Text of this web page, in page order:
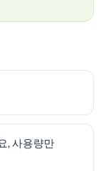
, 사용량만